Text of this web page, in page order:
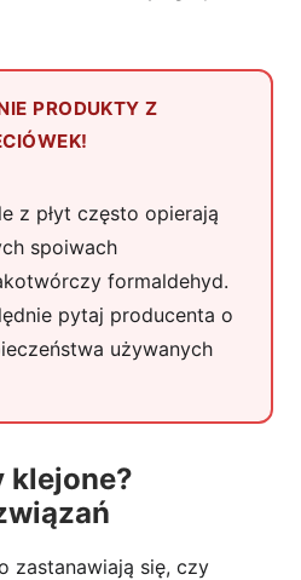
PRODUKTY Z
z płyt często opierają
spoiwach
formaldehyd.
pytaj producenta o
używanych
klejone?
zastanawiają się, czy